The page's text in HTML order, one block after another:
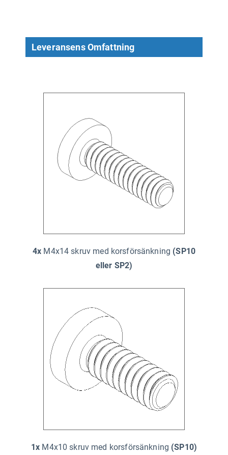
Leveransens Omfattning
4x M4x14 skruv med korsförsänkning (SP10
eller SP2)
1x M4x10 skruv med korsförsänkning (SP10)